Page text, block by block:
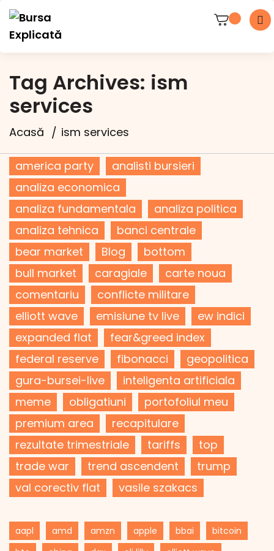
Tag Archives: ism
services
Acasă ism services
america party
analisti bursieri
analiza economica
analiza fundamentala
analiza politica
analiza tehnica
banci centrale
bear market
Blog
bottom
bull market
caragiale
carte noua
comentariu
conflicte militare
elliott wave
emisiune tv live
ew indici
expanded flat
fear&greed index
federal reserve
fibonacci
geopolitica
gura-bursei-live
inteligenta artificiala
meme
obligatiuni
portofoliul meu
premium area
recapitulare
rezultate trimestriale
tariffs
top
trade war
trend ascendent
trump
val corectiv flat
vasile szakacs
aapl amd amzn apple bbai
bitcoin